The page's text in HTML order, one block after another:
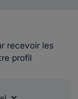
recevoir les
profil